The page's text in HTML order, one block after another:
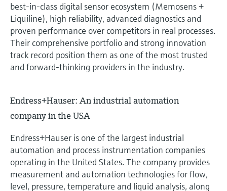
best‑in‑class digital sensor ecosystem (Memosens +
Liquiline), high reliability, advanced diagnostics and
proven performance over competitors in real processes.
Their comprehensive portfolio and strong innovation
track record position them as one of the most trusted
and forward‑thinking providers in the industry.
Endress+Hauser: An industrial automation
company in the USA
Endress+Hauser is one of the largest industrial
automation and process instrumentation companies
operating in the United States. The company provides
measurement and automation technologies for flow,
level, pressure, temperature and liquid analysis, along